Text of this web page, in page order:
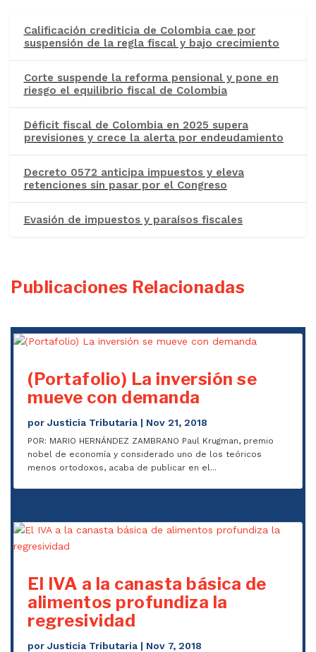
Calificación crediticia de Colombia cae por
suspensión de la regla fiscal y bajo crecimiento
Corte suspende la reforma pensional y pone en
riesgo el equilibrio fiscal de Colombia
Déficit fiscal de Colombia en 2025 supera
previsiones y crece la alerta por endeudamiento
Decreto 0572 anticipa impuestos y eleva
retenciones sin pasar por el Congreso
Evasión de impuestos y paraísos fiscales
Publicaciones Relacionadas
(Portafolio) La inversión se
mueve con demanda
porJusticia Tributaria | Nov 21, 2018
POR: MARIO HERNÁNDEZ ZAMBRANO Paul Krugman, premio
nobel de economía y considerado uno de los teóricos
menos ortodoxos, acaba de publicar en el...
El IVA a la canasta básica de
alimentos profundiza la
regresividad
porJusticia Tributaria | Nov 7, 2018